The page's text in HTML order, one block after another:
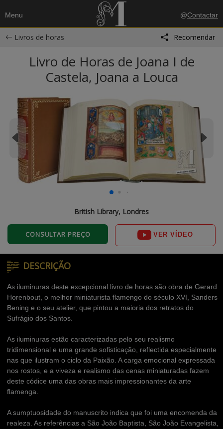
Menu @Contactar
Livros de horas Recomendar
Livro de Horas de Joana I de
Castela, Joana a Louca
British Library, Londres
CONSULTAR PREÇO VER VÍDEO
DESCRIÇÃO
As iluminuras deste excepcional livro de horas são obra de Gerard
Horenbout, o melhor miniaturista flamengo do século XVI, Sanders
Bening e o seu atelier, que pintou a maioria dos retratos do
Sufrágio dos Santos.
As iluminuras estão caracterizadas pelo seu realismo
tridimensional e uma grande sofisticação, reflectida especialmente
nas que ilustram o ciclo da Paixão. A carga emocional expressada
nos rostos, e a viveza e realismo das cenas miniaturadas fazem
deste códice uma das obras mais impressionantes da arte
flamenga.
A sumptuosidade do manuscrito indica que foi uma encomenda da
realeza. As referências a São João Baptista, São João Evangelista,